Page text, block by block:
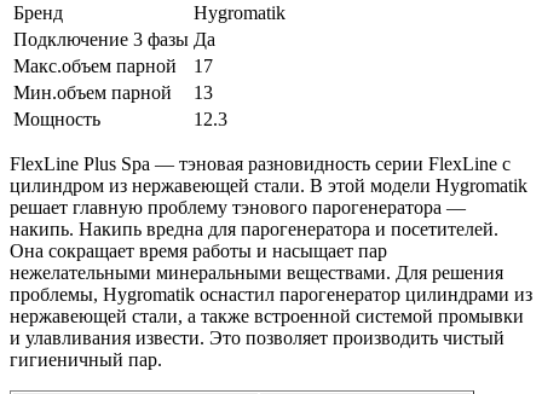
Бренд
Hygromatik
Подключение 3 фазы Да
Макс.объем парной
17
Мин.объем парной
13
Мощность
12.3
FlexLine Plus Spa — тэновая разновидность серии FlexLine с
цилиндром из нержавеющей стали. В этой модели Hygromatik
решает главную проблему тэнового парогенератора —
накипь. Накипь вредна для парогенератора и посетителей.
Она сокращает время работы и насыщает пар
нежелательными минеральными веществами. Для решения
проблемы, Hygromatik оснастил парогенератор цилиндрами из
нержавеющей стали, а также встроенной системой промывки
и улавливания извести. Это позволяет производить чистый
гигиеничный пар.